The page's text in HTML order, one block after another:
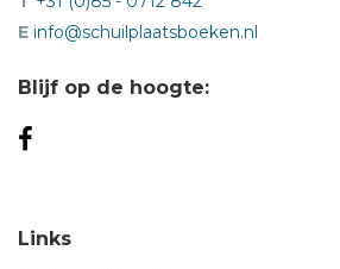
E info@schuilplaatsboeken.nl
Blijf op de hoogte:
Links